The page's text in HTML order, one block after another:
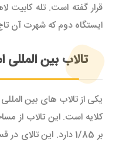
قرار گفته است. تله کابیت
ایستگاه دوم که شهرت آن
تالاب بین المللی
یکی از تالاب های بین المللی
بر 1/85 دارد. این